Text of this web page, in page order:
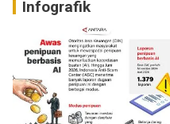
Infografik